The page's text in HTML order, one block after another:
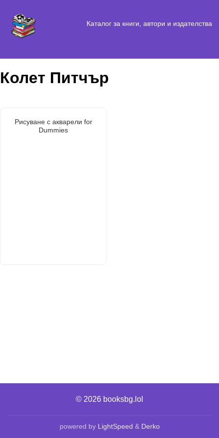
Каталог за книги, автори и издателства
Колет Питчър
Рисуване с акварели for
Dummies
© 2026 booksbg.lol
powered by LightSpeed & Derko